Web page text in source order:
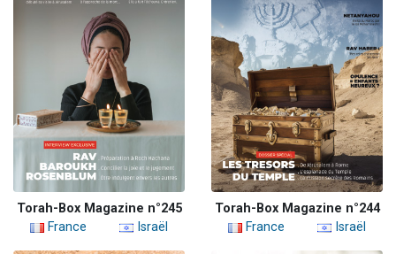
Torah-Box Magazine n°245
France
Israël
Torah-Box Magazine n°244
France
Israël